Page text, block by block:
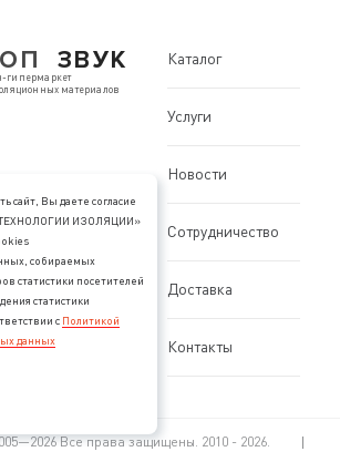
ЗВУК
гипермаркет
материалов
Каталог
Услуги
Новости
Сотрудничество
Доставка
Контакты
Все права защищены. 2010 - 2026.
сайт, Вы даете согласие
ИЗОЛЯЦИИ»
собираемых
статистики посетителей
статистики
с Политикой
данных